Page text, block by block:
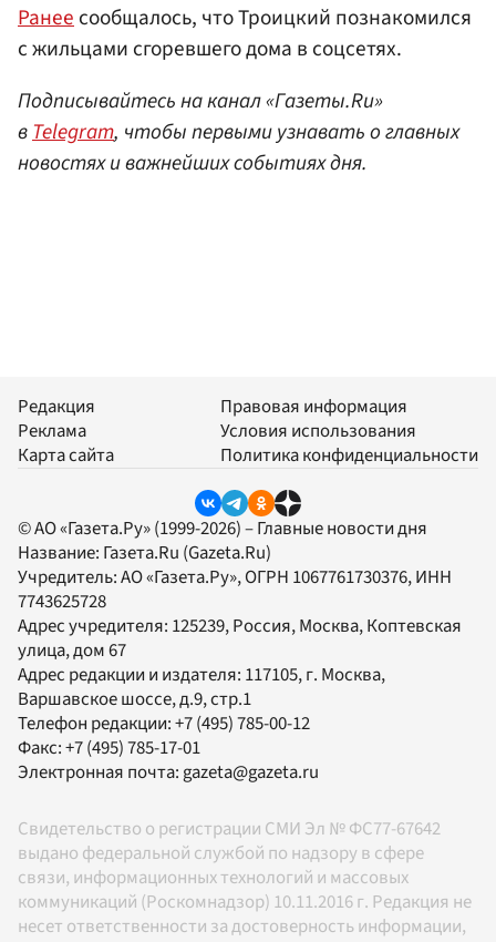
Ранее сообщалось, что Троицкий познакомился
с жильцами сгоревшего дома в соцсетях.
Подписывайтесь на канал «Газеты.Ru»
вTelegram, чтобы первыми узнавать о главных
новостях и важнейших событиях дня.
Редакция
Реклама
Карта сайта
Правовая информация
Условия использования
Политика конфиденциальности
© АО «Газета.Ру» (1999-2026) – Главные новости дня
Название: Газета.Ru (Gazeta.Ru)
Учредитель:АО «Газета.Ру», ОГРН 1067761730376, ИНН
7743625728
Адрес учредителя: 125239, Россия, Москва, Коптевская
улица, дом 67
Адрес редакции и издателя: 117105, г. Москва,
Варшавское шоссе, д.9, стр.1
Телефон редакции:+7 (495) 785-00-12
Факс:+7 (495) 785-17-01
Электронная почта:gazeta@gazeta.ru
Свидетельство о регистрации СМИ Эл № ФС77-67642
выдано федеральной службой по надзору в сфере
связи, информационных технологий и массовых
коммуникаций (Роскомнадзор) 10.11.2016 г. Редакция не
несет ответственности за достоверность информации,